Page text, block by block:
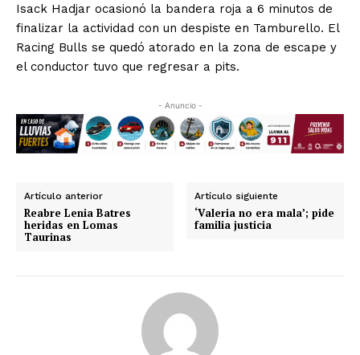
Isack Hadjar ocasionó la bandera roja a 6 minutos de
finalizar la actividad con un despiste en Tamburello. El
Racing Bulls se quedó atorado en la zona de escape y
el conductor tuvo que regresar a pits.
- Anuncio -
Artículo anterior
Reabre Lenia Batres
heridas en Lomas
Taurinas
Artículo siguiente
‘Valeria no era mala’; pide
familia justicia